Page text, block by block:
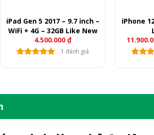
iPad Gen 5 2017 – 9.7 inch –
WiFi + 4G – 32GB Like New
4.500.000₫
1 đánh giá
iPhone